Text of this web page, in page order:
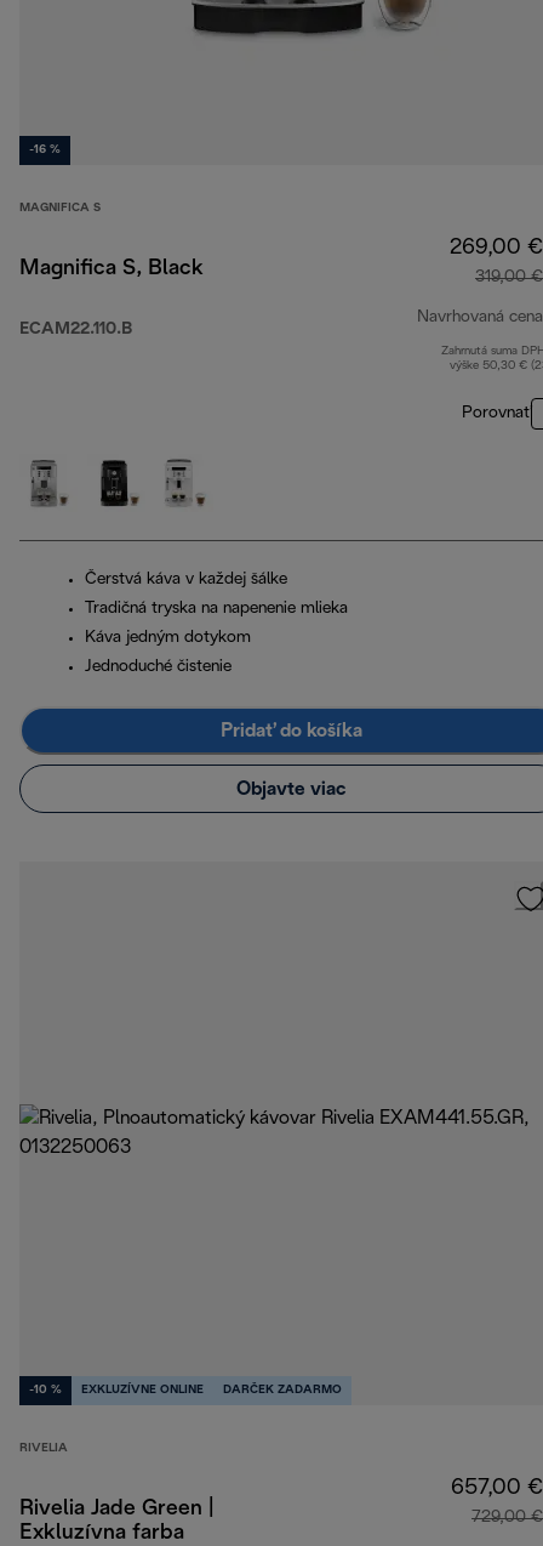
-16 %
MAGNIFICA S
Magnifica S, Black
ECAM22.110.B
269,00 €
319,00 €
Navrhovaná cena
Zahrnutá suma
výške 50,30 €
Porovnať
Čerstvá káva v každej šálke
Tradičná tryska na napenenie mlieka
Káva jedným dotykom
Jednoduché čistenie
Pridať do košíka
Objavte viac
-10 % EXKLUZÍVNE ONLINE DARČEK ZADARMO
RIVELIA
Rivelia Jade Green |
Exkluzívna farba
657,00 €
729,00 €